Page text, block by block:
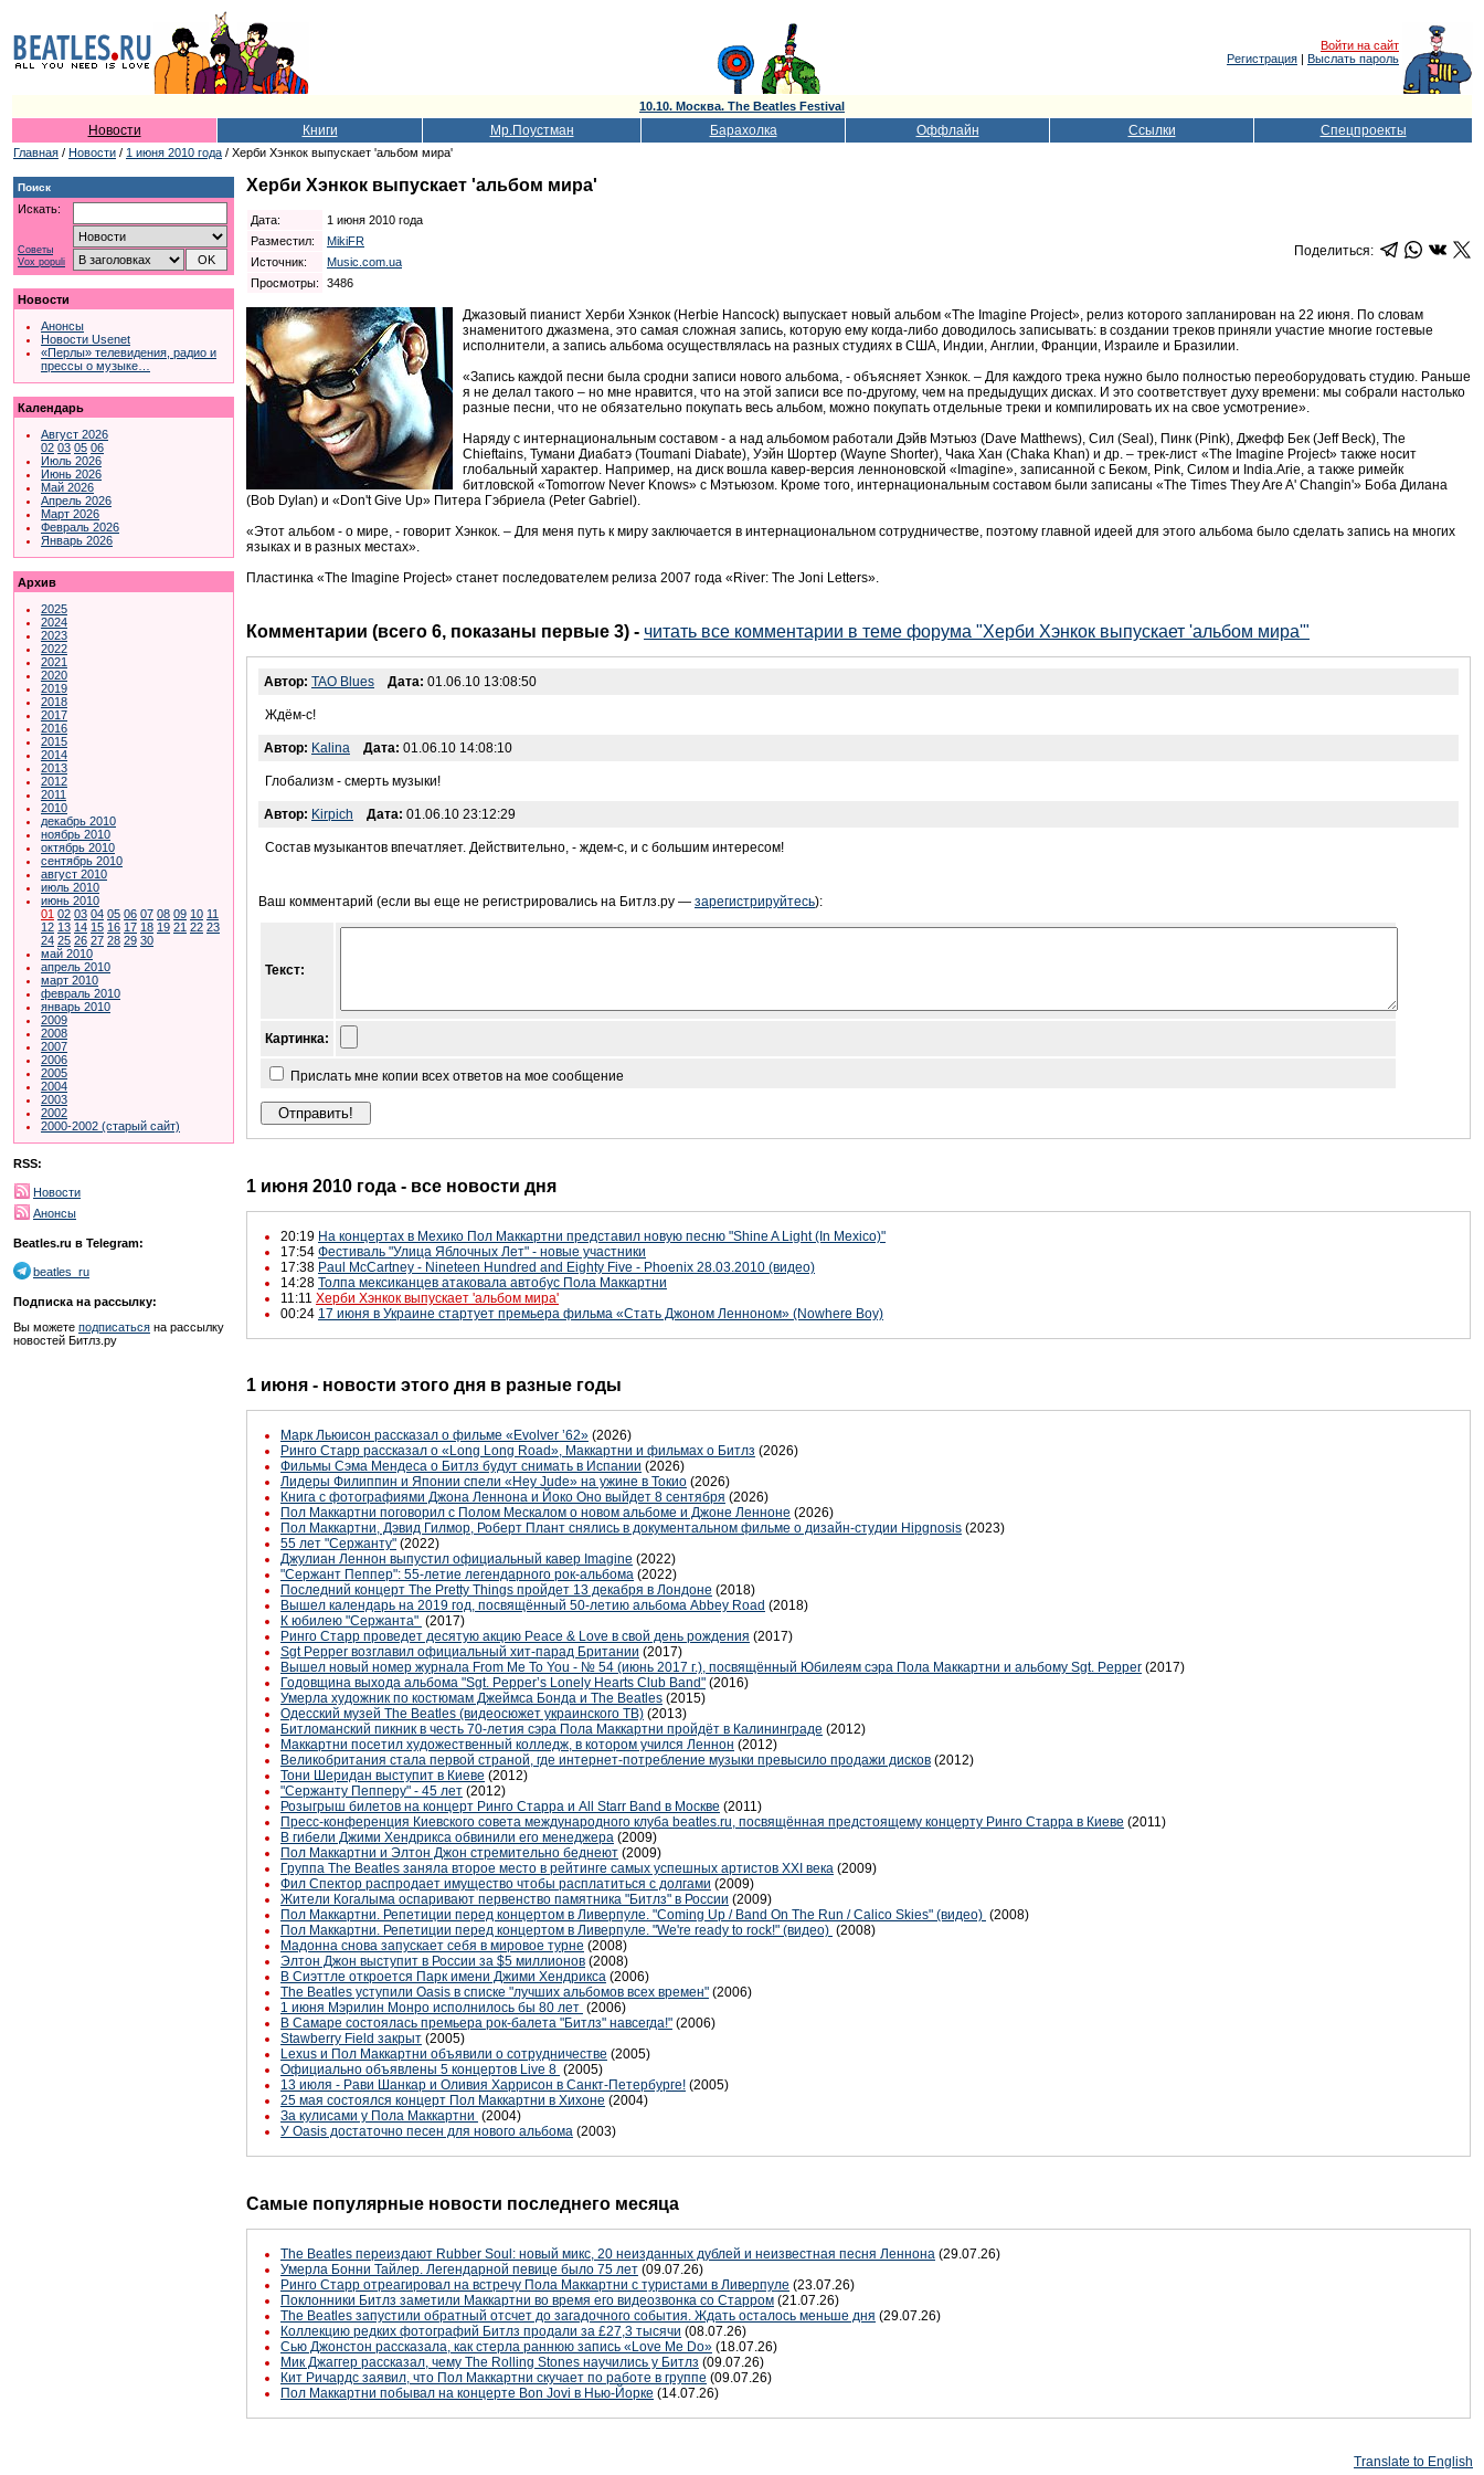
Войти на сайт
Регистрация | Выслать пароль
10.10. Москва. The Beatles Festival
Новости Книги Мр.Поустман Барахолка Оффлайн Ссылки Спецпроекты
Главная / Новости / 1 июня 2010 года / Херби Хэнкок выпускает 'альбом мира'
Поиск
Искать:
Советы
Vox populi
Новости
Анонсы
Новости Usenet
«Перлы» телевидения, радио и
прессы о музыке…
Календарь
Август 2026
02 03 05 06
Июль 2026
Июнь 2026
Май 2026
Апрель 2026
Март 2026
Февраль 2026
Январь 2026
Архив
2025
2024
2023
2022
2021
2020
2019
2018
2017
2016
2015
2014
2013
2012
2011
2010
декабрь 2010
ноябрь 2010
октябрь 2010
сентябрь 2010
август 2010
июль 2010
июнь 2010
01 02 03 04 05 06 07 08 09 10 11
12 13 14 15 16 17 18 19 21 22 23
24 25 26 27 28 29 30
май 2010
апрель 2010
март 2010
февраль 2010
январь 2010
2009
2008
2007
2006
2005
2004
2003
2002
2000-2002 (старый сайт)
RSS:
Новости
Анонсы
Beatles.ru в Telegram:
beatles_ru
Подписка на рассылку:
Вы можете подписаться на рассылку
новостей Битлз.ру
Херби Хэнкок выпускает 'альбом мира'
Дата:
1 июня 2010 года
Разместил:
MikiFR
Источник:
Music.com.ua
Просмотры:
3486
Поделиться:
Джазовый пианист Херби Хэнкок (Herbie Hancock) выпускает новый альбом «The Imagine Project», релиз которого запланирован на 22 июня. По словам
знаменитого джазмена, это самая сложная запись, которую ему когда-либо доводилось записывать: в создании треков приняли участие многие гостевые
исполнители, а запись альбома осуществлялась на разных студиях в США, Индии, Англии, Франции, Израиле и Бразилии.
«Запись каждой песни была сродни записи нового альбома, - объясняет Хэнкок. – Для каждого трека нужно было полностью переоборудовать студию. Раньше
я не делал такого – но мне нравится, что на этой записи все по-другому, чем на предыдущих дисках. И это соответствует духу времени: мы собрали настолько
разные песни, что не обязательно покупать весь альбом, можно покупать отдельные треки и компилировать их на свое усмотрение».
Наряду с интернациональным составом - а над альбомом работали Дэйв Мэтьюз (Dave Matthews), Сил (Seal), Пинк (Pink), Джефф Бек (Jeff Beck), The
Chieftains, Тумани Диабатэ (Toumani Diabаte), Уэйн Шортер (Wayne Shorter), Чака Хан (Chaka Khan) и др. – трек-лист «The Imagine Project» также носит
глобальный характер. Например, на диск вошла кавер-версия ленноновской «Imagine», записанной с Беком, Pink, Силом и India.Arie, а также римейк
битловской «Tomorrow Never Knows» с Мэтьюзом. Кроме того, интернациональным составом были записаны «The Times They Are A' Changin'» Боба Дилана
(Bob Dylan) и «Don't Give Up» Питера Гэбриела (Peter Gabriel).
«Этот альбом - о мире, - говорит Хэнкок. – Для меня путь к миру заключается в интернациональном сотрудничестве, поэтому главной идеей для этого альбома было сделать запись на многих
языках и в разных местах».
Пластинка «The Imagine Project» станет последователем релиза 2007 года «River: The Joni Letters».
Комментарии (всего 6, показаны первые 3) - читать все комментарии в теме форума "Херби Хэнкок выпускает 'альбом мира'"
Автор: TAO Blues Дата: 01.06.10 13:08:50
Ждём-с!
Автор: Kalina Дата: 01.06.10 14:08:10
Глобализм - смерть музыки!
Автор: Kirpich Дата: 01.06.10 23:12:29
Состав музыкантов впечатляет. Действительно, - ждем-с, и с большим интересом!
Ваш комментарий (если вы еще не регистрировались на Битлз.ру — зарегистрируйтесь):
Текст:
Картинка:
Прислать мне копии всех ответов на мое сообщение
1 июня 2010 года - все новости дня
20:19 На концертах в Мехико Пол Маккартни представил новую песню "Shine A Light (In Mexico)"
17:54 Фестиваль "Улица Яблочных Лет" - новые участники
17:38 Paul McCartney - Nineteen Hundred and Eighty Five - Phoenix 28.03.2010 (видео)
14:28 Толпа мексиканцев атаковала автобус Пола Маккартни
11:11 Херби Хэнкок выпускает 'альбом мира'
00:24 17 июня в Украине стартует премьера фильма «Стать Джоном Ленноном» (Nowhere Boy)
1 июня - новости этого дня в разные годы
Марк Льюисон рассказал о фильме «Evolver ’62» (2026)
Ринго Старр рассказал о «Long Long Road», Маккартни и фильмах о Битлз (2026)
Фильмы Сэма Мендеса о Битлз будут снимать в Испании (2026)
Лидеры Филиппин и Японии спели «Hey Jude» на ужине в Токио (2026)
Книга с фотографиями Джона Леннона и Йоко Оно выйдет 8 сентября (2026)
Пол Маккартни поговорил с Полом Мескалом о новом альбоме и Джоне Ленноне (2026)
Пол Маккартни, Дэвид Гилмор, Роберт Плант снялись в документальном фильме о дизайн-студии Hipgnosis (2023)
55 лет "Сержанту" (2022)
Джулиан Леннон выпустил официальный кавер Imagine (2022)
"Сержант Пеппер": 55-летие легендарного рок-альбома (2022)
Последний концерт The Pretty Things пройдет 13 декабря в Лондоне (2018)
Вышел календарь на 2019 год, посвящённый 50-летию альбома Abbey Road (2018)
К юбилею "Сержанта" (2017)
Ринго Старр проведет десятую акцию Peace & Love в свой день рождения (2017)
Sgt Pepper возглавил официальный хит-парад Британии (2017)
Вышел новый номер журнала From Me To You - № 54 (июнь 2017 г.), посвящённый Юбилеям сэра Пола Маккартни и альбому Sgt. Pepper (2017)
Годовщина выхода альбома "Sgt. Pepper’s Lonely Hearts Club Band" (2016)
Умерла художник по костюмам Джеймса Бонда и The Beatles (2015)
Одесский музей The Beatles (видеосюжет украинского ТВ) (2013)
Битломанский пикник в честь 70-летия сэра Пола Маккартни пройдёт в Калининграде (2012)
Маккартни посетил художественный колледж, в котором учился Леннон (2012)
Великобритания стала первой страной, где интернет-потребление музыки превысило продажи дисков (2012)
Тони Шеридан выступит в Киеве (2012)
"Сержанту Пепперу" - 45 лет (2012)
Розыгрыш билетов на концерт Ринго Старра и All Starr Band в Москве (2011)
Пресс-конференция Киевского совета международного клуба beatles.ru, посвящённая предстоящему концерту Ринго Старра в Киеве (2011)
В гибели Джими Хендрикса обвинили его менеджера (2009)
Пол Маккартни и Элтон Джон стремительно беднеют (2009)
Группа The Beatles заняла второе место в рейтинге самых успешных артистов XXI века (2009)
Фил Спектор распродает имущество чтобы расплатиться с долгами (2009)
Жители Когалыма оспаривают первенство памятника "Битлз" в России (2009)
Пол Маккартни. Репетиции перед концертом в Ливерпуле. "Coming Up / Band On The Run / Calico Skies" (видео) (2008)
Пол Маккартни. Репетиции перед концертом в Ливерпуле. "We're ready to rock!" (видео) (2008)
Мадонна снова запускает себя в мировое турне (2008)
Элтон Джон выступит в России за $5 миллионов (2008)
В Сиэттле откроется Парк имени Джими Хендрикса (2006)
The Beatles уступили Oasis в списке "лучших альбомов всех времен" (2006)
1 июня Мэрилин Монро исполнилось бы 80 лет (2006)
В Самаре состоялась премьера рок-балета "Битлз" навсегда!" (2006)
Stawberry Field закрыт (2005)
Lexus и Пол Маккартни объявили о сотрудничестве (2005)
Официально объявлены 5 концертов Live 8 (2005)
13 июля - Рави Шанкар и Оливия Харрисон в Санкт-Петербурге! (2005)
25 мая состоялся концерт Пол Маккартни в Хихоне (2004)
За кулисами у Пола Маккартни (2004)
У Oasis достаточно песен для нового альбома (2003)
Самые популярные новости последнего месяца
The Beatles переиздают Rubber Soul: новый микс, 20 неизданных дублей и неизвестная песня Леннона (29.07.26)
Умерла Бонни Тайлер. Легендарной певице было 75 лет (09.07.26)
Ринго Старр отреагировал на встречу Пола Маккартни с туристами в Ливерпуле (23.07.26)
Поклонники Битлз заметили Маккартни во время его видеозвонка со Старром (21.07.26)
The Beatles запустили обратный отсчет до загадочного события. Ждать осталось меньше дня (29.07.26)
Коллекцию редких фотографий Битлз продали за £27,3 тысячи (08.07.26)
Сью Джонстон рассказала, как стерла раннюю запись «Love Me Do» (18.07.26)
Мик Джаггер рассказал, чему The Rolling Stones научились у Битлз (09.07.26)
Кит Ричардс заявил, что Пол Маккартни скучает по работе в группе (09.07.26)
Пол Маккартни побывал на концерте Bon Jovi в Нью-Йорке (14.07.26)
Translate to English